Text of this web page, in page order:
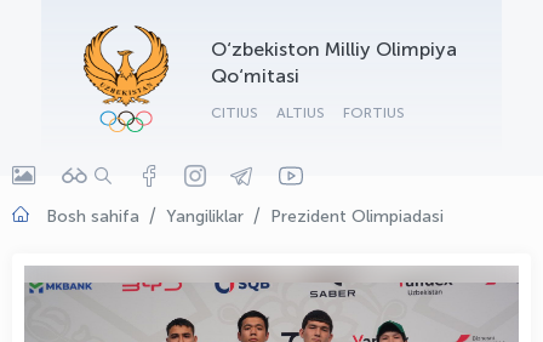
O‘zbekiston Milliy Olimpiya
Qo‘mitasi
CITIUS ALTIUS FORTIUS
Bosh sahifa Yangiliklar Prezident Olimpiadasi
OLYMPCHIK AI - yordamchi
Onlayn · olympic.uz